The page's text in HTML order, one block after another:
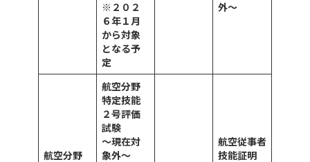
※２０２
６年１月
から対象
となる予
定
外～
航空分野
航空分野
特定技能
２号評価
試験
～現在対
象外～
航空従事者
技能証明